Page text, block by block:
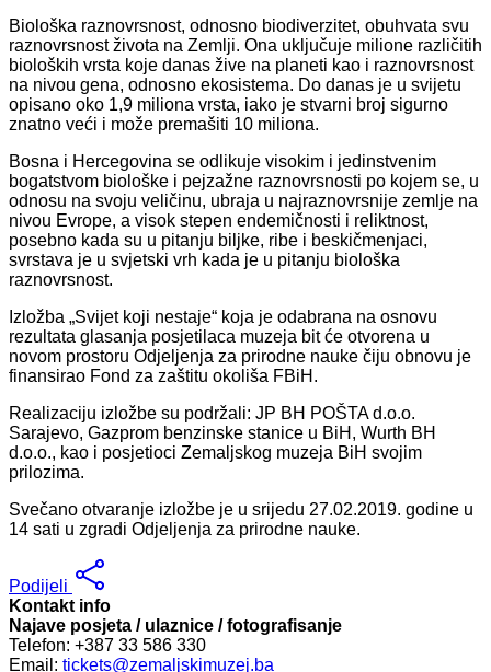
Biološka raznovrsnost, odnosno biodiverzitet, obuhvata svu
raznovrsnost života na Zemlji. Ona uključuje milione različitih
bioloških vrsta koje danas žive na planeti kao i raznovrsnost
na nivou gena, odnosno ekosistema. Do danas je u svijetu
opisano oko 1,9 miliona vrsta, iako je stvarni broj sigurno
znatno veći i može premašiti 10 miliona.
Bosna i Hercegovina se odlikuje visokim i jedinstvenim
bogatstvom biološke i pejzažne raznovrsnosti po kojem se, u
odnosu na svoju veličinu, ubraja u najraznovrsnije zemlje na
nivou Evrope, a visok stepen endemičnosti i reliktnost,
posebno kada su u pitanju biljke, ribe i beskičmenjaci,
svrstava je u svjetski vrh kada je u pitanju biološka
raznovrsnost.
Izložba „Svijet koji nestaje“ koja je odabrana na osnovu
rezultata glasanja posjetilaca muzeja bit će otvorena u
novom prostoru Odjeljenja za prirodne nauke čiju obnovu je
finansirao Fond za zaštitu okoliša FBiH.
Realizaciju izložbe su podržali: JP BH POŠTA d.o.o.
Sarajevo, Gazprom benzinske stanice u BiH, Wurth BH
d.o.o., kao i posjetioci Zemaljskog muzeja BiH svojim
prilozima.
Svečano otvaranje izložbe je u srijedu 27.02.2019. godine u
14 sati u zgradi Odjeljenja za prirodne nauke.
Podijeli
Kontakt info
Najave posjeta / ulaznice / fotografisanje
Telefon: +387 33 586 330
Email: tickets@zemaljskimuzej.ba